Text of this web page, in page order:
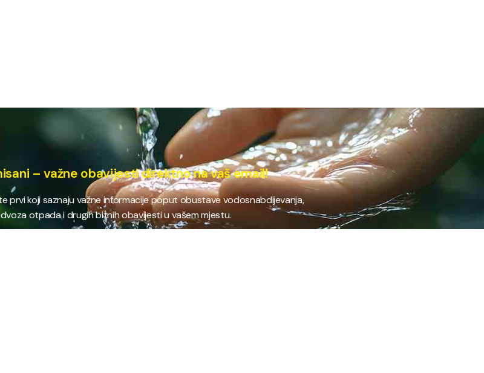
– važne obavijesti direktno na vaš email!
prvi koji saznaju važne informacije poput obustave vodosnabdijevanja,
otpada i drugih bitnih obavijesti u vašem mjestu.